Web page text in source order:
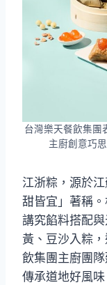
台灣樂天餐飲集團
主廚創意巧
江浙粽，源於
甜皆宜」著稱
講究餡料搭配
黃、豆沙入粽
飲集團主廚團
傳承道地好風味